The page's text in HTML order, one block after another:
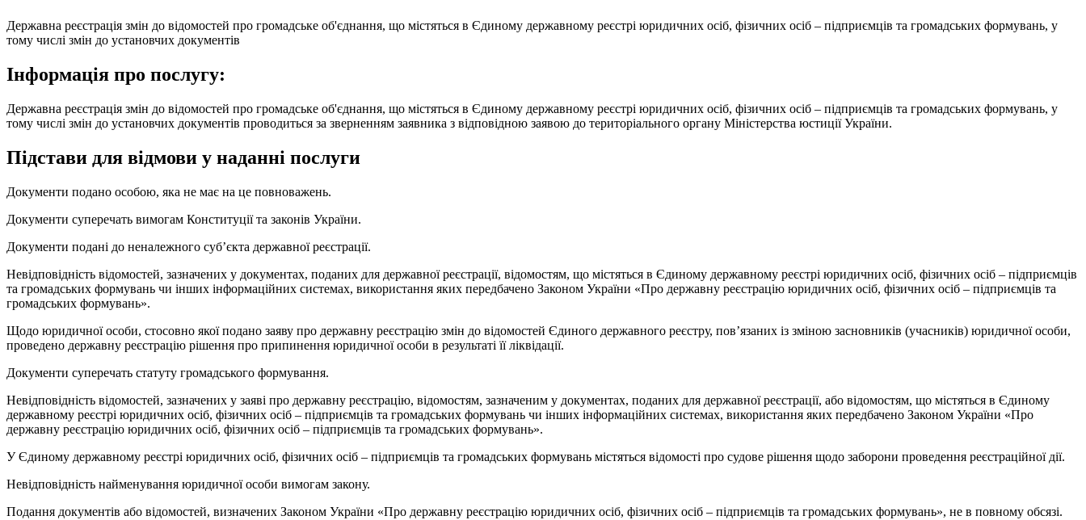
Державна реєстрація змін до відомостей про громадське об'єднання, що містяться в Єдиному державному реєстрі юридичних осіб, фізичних осіб – підприємців та громадських формувань, у
тому числі змін до установчих документів
Інформація про послугу:
Державна реєстрація змін до відомостей про громадське об'єднання, що містяться в Єдиному державному реєстрі юридичних осіб, фізичних осіб – підприємців та громадських формувань, у
тому числі змін до установчих документів проводиться за зверненням заявника з відповідною заявою до територіального органу Міністерства юстиції України.
Підстави для відмови у наданні послуги
Документи подано особою, яка не має на це повноважень.
Документи суперечать вимогам Конституції та законів України.
Документи подані до неналежного суб’єкта державної реєстрації.
Невідповідність відомостей, зазначених у документах, поданих для державної реєстрації, відомостям, що містяться в Єдиному державному реєстрі юридичних осіб, фізичних осіб – підприємців
та громадських формувань чи інших інформаційних системах, використання яких передбачено Законом України «Про державну реєстрацію юридичних осіб, фізичних осіб – підприємців та
громадських формувань».
Щодо юридичної особи, стосовно якої подано заяву про державну реєстрацію змін до відомостей Єдиного державного реєстру, пов’язаних із зміною засновників (учасників) юридичної особи,
проведено державну реєстрацію рішення про припинення юридичної особи в результаті її ліквідації.
Документи суперечать статуту громадського формування.
Невідповідність відомостей, зазначених у заяві про державну реєстрацію, відомостям, зазначеним у документах, поданих для державної реєстрації, або відомостям, що містяться в Єдиному
державному реєстрі юридичних осіб, фізичних осіб – підприємців та громадських формувань чи інших інформаційних системах, використання яких передбачено Законом України «Про
державну реєстрацію юридичних осіб, фізичних осіб – підприємців та громадських формувань».
У Єдиному державному реєстрі юридичних осіб, фізичних осіб – підприємців та громадських формувань містяться відомості про судове рішення щодо заборони проведення реєстраційної дії.
Невідповідність найменування юридичної особи вимогам закону.
Подання документів або відомостей, визначених Законом України «Про державну реєстрацію юридичних осіб, фізичних осіб – підприємців та громадських формувань», не в повному обсязі.